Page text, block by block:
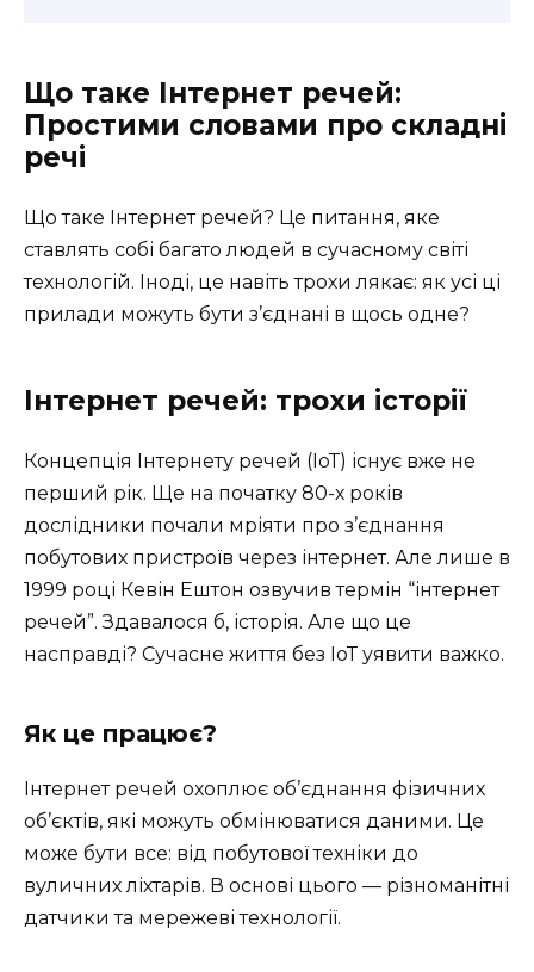
Що таке Інтернет речей:
Простими словами про складні
речі
Що таке Інтернет речей? Це питання, яке
ставлять собі багато людей в сучасному світі
технологій. Іноді, це навіть трохи лякає: як усі ці
прилади можуть бути з’єднані в щось одне?
Інтернет речей: трохи історії
Концепція Інтернету речей (ІоТ) існує вже не
перший рік. Ще на початку 80-х років
дослідники почали мріяти про з’єднання
побутових пристроїв через інтернет. Але лише в
1999 році Кевін Ештон озвучив термін “інтернет
речей”. Здавалося б, історія. Але що це
насправді? Сучасне життя без ІоТ уявити важко.
Як це працює?
Інтернет речей охоплює об’єднання фізичних
об’єктів, які можуть обмінюватися даними. Це
може бути все: від побутової техніки до
вуличних ліхтарів. В основі цього — різноманітні
датчики та мережеві технології.